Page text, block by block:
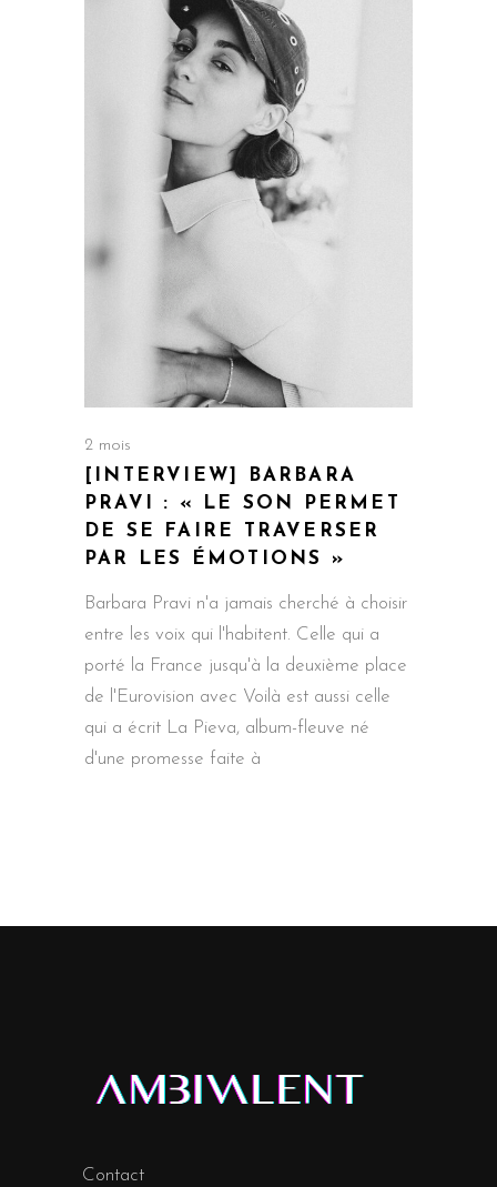
2 mois
[INTERVIEW] BARBARA
PRAVI : « LE SON PERMET
DE SE FAIRE TRAVERSER
PAR LES ÉMOTIONS »
Barbara Pravi n'a jamais cherché à choisir
entre les voix qui l'habitent. Celle qui a
porté la France jusqu'à la deuxième place
de l'Eurovision avec Voilà est aussi celle
qui a écrit La Pieva, album-fleuve né
d'une promesse faite à
Contact